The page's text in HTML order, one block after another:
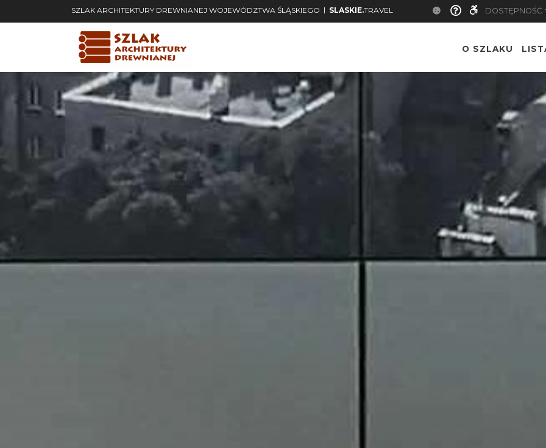
SZLAK ARCHITEKTURY DREWNIANEJ WOJEWÓDZTWA ŚLĄSKIEGO | SLASKIE.TRAVEL DOSTĘPNOŚĆ
O SZLAKU